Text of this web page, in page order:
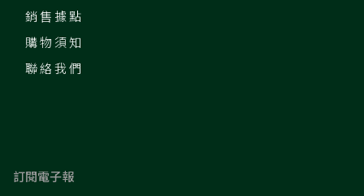
銷售據點
購物須知
聯絡我們
訂閱電子報